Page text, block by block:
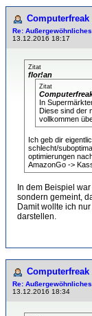
Computerfreak
Re:
13.12.2016 18:17
Zitat
flor!an
Zitat
In
Diese sind der
vollkommen
Ich geb dir
schlecht/
optimierungen
AmazonGo ->
In dem Beispiel
sondern gemeint,
Damit wollte ich
darstellen.
Computerfreak
Re:
13.12.2016 18:34